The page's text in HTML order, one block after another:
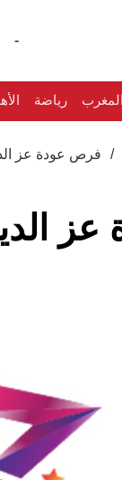
-
المغرب رياضة
فرص عودة عز